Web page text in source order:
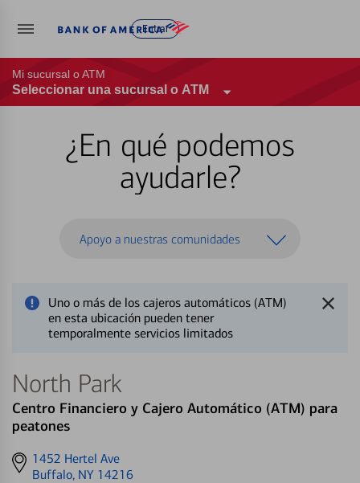
Entrar
Mi sucursal o ATM
Seleccionar una sucursal o ATM
¿En qué podemos
ayudarle?
Apoyo a nuestras comunidades
Uno o más de los cajeros automáticos (ATM)
en esta ubicación pueden tener
temporalmente servicios limitados
North Park
Centro Financiero y Cajero Automático (ATM) para
peatones
Get
directions
1452 Hertel Ave
Buffalo, NY 14216